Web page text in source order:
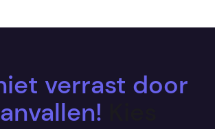
verrast door